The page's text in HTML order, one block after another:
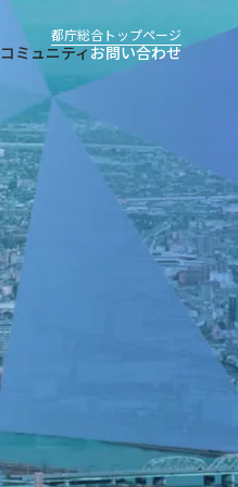
都庁総合トップページ
コミュニティお問い合わせ